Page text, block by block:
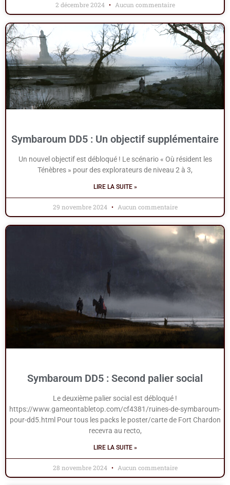
2 décembre 2024 Aucun commentaire
Symbaroum DD5 : Un objectif supplémentaire
Un nouvel objectif est débloqué ! Le scénario « Où résident les
Ténèbres » pour des explorateurs de niveau 2 à 3,
LIRE LA SUITE »
29 novembre 2024 Aucun commentaire
Symbaroum DD5 : Second palier social
Le deuxième palier social est débloqué !
https://www.gameontabletop.com/cf4381/ruines-de-symbaroum-
pour-dd5.html Pour tous les packs le poster/carte de Fort Chardon
recevra au recto,
LIRE LA SUITE »
28 novembre 2024 Aucun commentaire